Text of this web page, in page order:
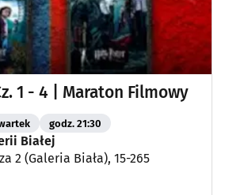
1 - 4 | Maraton Filmowy
godz. 21:30
Białej
2 (Galeria Biała), 15-265